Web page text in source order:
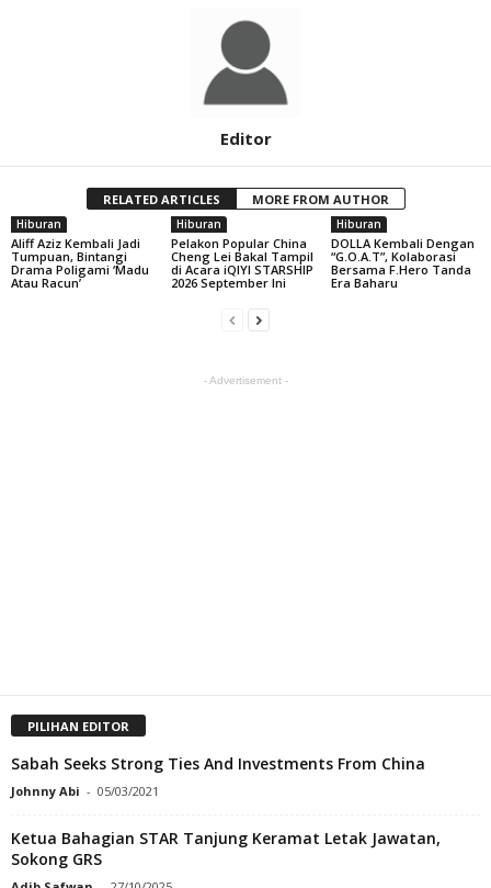
Editor
RELATED ARTICLES MORE FROM AUTHOR
Hiburan
Aliff Aziz Kembali Jadi
Tumpuan, Bintangi
Drama Poligami ‘Madu
Atau Racun’
Hiburan
Pelakon Popular China
Cheng Lei Bakal Tampil
di Acara iQIYI STARSHIP
2026 September Ini
Hiburan
DOLLA Kembali Dengan
“G.O.A.T”, Kolaborasi
Bersama F.Hero Tanda
Era Baharu
- Advertisement -
PILIHAN EDITOR
Sabah Seeks Strong Ties And Investments From China
Johnny Abi - 05/03/2021
Ketua Bahagian STAR Tanjung Keramat Letak Jawatan,
Sokong GRS